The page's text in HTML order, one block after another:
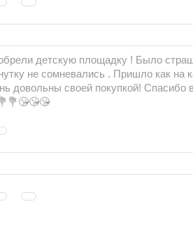
детскую площадку ! Было
не сомневались . Пришло как на
довольны своей покупкой! Спасибо